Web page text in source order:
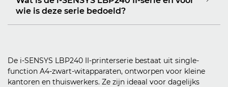
wie is deze serie bedoeld?
De i-SENSYS LBP240 II-printerserie bestaat uit single-
function A4-zwart-witapparaten, ontworpen voor kleine
kantoren en thuiswerkers. Ze zijn ideaal voor dagelijks